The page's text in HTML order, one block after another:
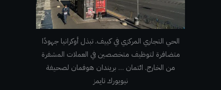
الحي التجاري المركزي في كييف. تبذل أوكرانيا جهودًا
متضافرة لتوظيف متخصصين في العملات المشفرة
من الخارج. ائتمان … بريندان هوفمان لصحيفة
نيويورك تايمز